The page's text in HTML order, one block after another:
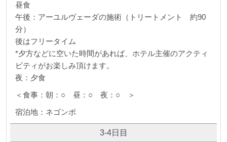
昼食
午後：アーユルヴェーダの施術（トリートメント 約90
分）
後はフリータイム
*夕方などに空いた時間があれば、ホテル主催のアクティ
ビティがお楽しみ頂けます。
夜：夕食
＜食事：朝：○ 昼：○ 夜：○ ＞
宿泊地：ネゴンボ
3-4日目